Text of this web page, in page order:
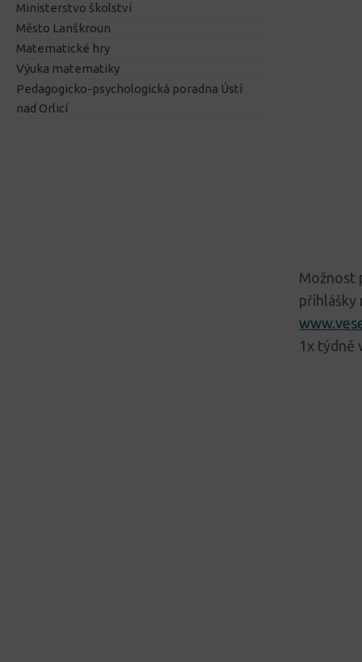
Možnost
přihlášky
1x týdně
Ministerstvo školství
Město Lanškroun
Matematické hry
Výuka matematiky
Pedagogicko-psychologická poradna Ústí
nad Orlicí